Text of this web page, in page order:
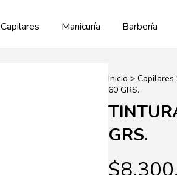
Capilares Manicuría Barbería
Inicio > Capilares
60 GRS.
GRS.